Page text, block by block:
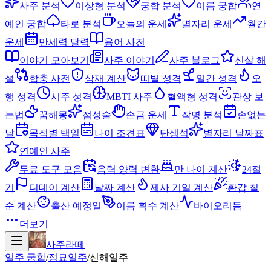
사주 분석
이상형 분석 궁합 분석 이름 궁합
연
예인 궁합
타로 분석 오늘의 운세 별자리 운세
월간
운세
만세력 달력
용어 사전
이야기 모아보기
사주 이야기 사주 블로그
신살 해
설
합충 사전 삼재 계산 띠별 성격 일간 성격
오
행 성격
시주 성격 MBTI 사주 혈액형 성격
관상 보
는법
꿈해몽 점성술 손금 운세 작명 분석
손없는
날
목적별 택일 나이 조견표 탄생석
별자리 날짜표
연예인 사주
무료 도구 모음
음력 양력 변환 만 나이 계산
24절
기
디데이 계산 날짜 계산 제사 기일 계산
환갑 칠
순 계산
출산 예정일 이름 획수 계산
바이오리듬
더보기
사주라떼
일주 궁합/정묘 일주/신해 일주